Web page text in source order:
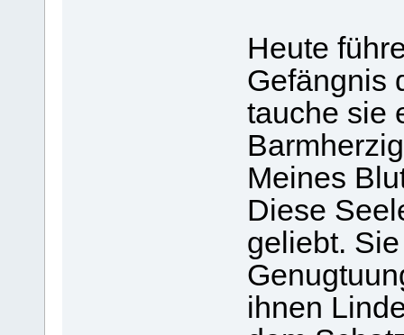
Heute
Gefängnis
tauche sie
Meines
Diese
geliebt.
ihnen